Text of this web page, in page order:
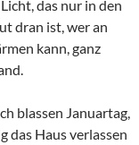
das nur in den
dran ist, wer an
kann, ganz
blassen Januartag,
das Haus verlassen